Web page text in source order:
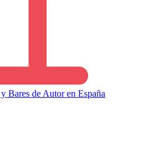
Bares de Autor en España